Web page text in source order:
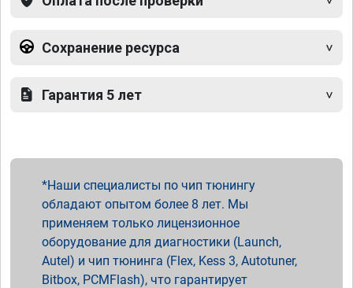
Сохранение ресурса
Гарантия 5 лет
Наши специалисты по чип тюнингу
обладают опытом более 8 лет. Мы
применяем только лицензионное
оборудование для диагностики (Launch,
Autel) и чип тюнинга (Flex, Kess 3, Autotuner,
Bitbox, PCMFlash), что гарантирует